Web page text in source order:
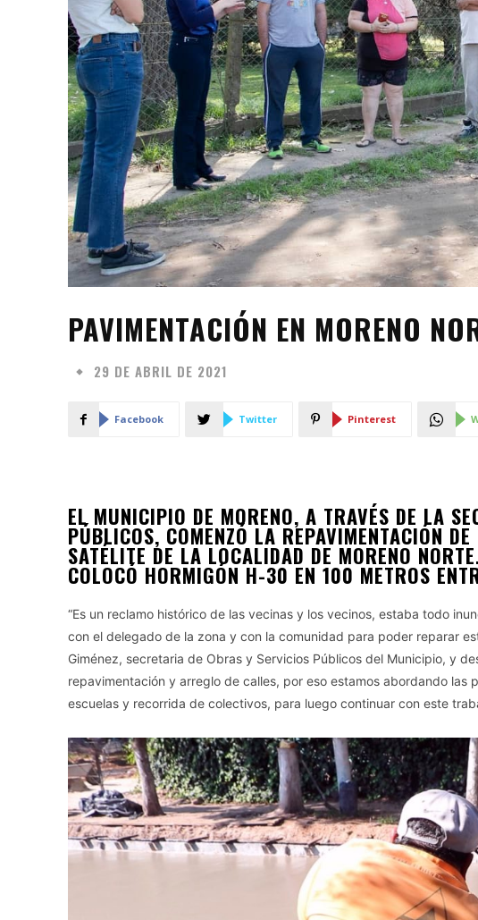
PAVIMENTACIÓN EN MORENO
29 DE ABRIL DE 2021
Facebook Twitter Pinterest
EL MUNICIPIO DE MORENO, A TRAVÉS DE LA
PÚBLICOS, COMENZÓ LA REPAVIMENTACIÓN
SATÉLITE DE LA LOCALIDAD DE MORENO
COLOCÓ HORMIGÓN H-30 EN 100 METROS
“Es un reclamo histórico de las vecinas y los vecinos, estaba todo
con el delegado de la zona y con la comunidad para poder reparar
Giménez, secretaria de Obras y Servicios Públicos del Municipio, y
repavimentación y arreglo de calles, por eso estamos abordando las
escuelas y recorrida de colectivos, para luego continuar con este